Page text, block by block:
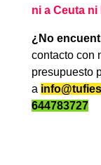
ni a Ceuta ni
¿No
contacto con
presupuesto
a
644783727